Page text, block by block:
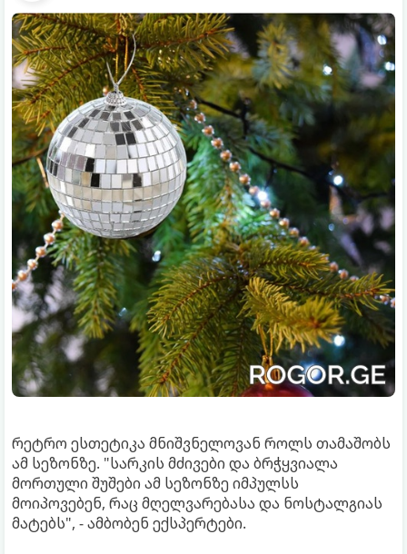
რეტრო ესთეტიკა მნიშვნელოვან როლს თამაშობს
ამ სეზონზე. "სარკის მძივები და ბრჭყვიალა
მორთული შუშები ამ სეზონზე იმპულსს
მოიპოვებენ, რაც მღელვარებასა და ნოსტალგიას
მატებს", - ამბობენ ექსპერტები.